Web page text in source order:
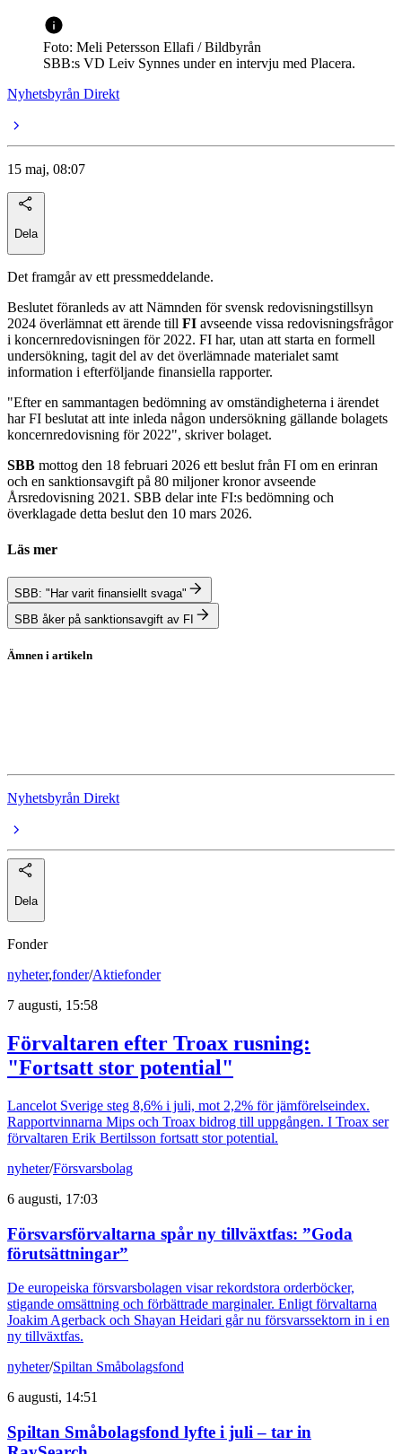
Foto: Meli Petersson Ellafi / Bildbyrån
SBB:s VD Leiv Synnes under en intervju med Placera.
Nyhetsbyrån Direkt
15 maj, 08:07
Dela
Det framgår av ett pressmeddelande.
Beslutet föranleds av att Nämnden för svensk redovisningstillsyn
2024 överlämnat ett ärende till FI avseende vissa redovisningsfrågor
i koncernredovisningen för 2022. FI har, utan att starta en formell
undersökning, tagit del av det överlämnade materialet samt
information i efterföljande finansiella rapporter.
"Efter en sammantagen bedömning av omständigheterna i ärendet
har FI beslutat att inte inleda någon undersökning gällande bolagets
koncernredovisning för 2022", skriver bolaget.
SBB mottog den 18 februari 2026 ett beslut från FI om en erinran
och en sanktionsavgift på 80 miljoner kronor avseende
Årsredovisning 2021. SBB delar inte FI:s bedömning och
överklagade detta beslut den 10 mars 2026.
Läs mer
SBB: "Har varit finansiellt svaga"
SBB åker på sanktionsavgift av FI
Ämnen i artikeln
Nyhetsbyrån Direkt
Dela
Fonder
nyheter,fonder/Aktiefonder
7 augusti, 15:58
Förvaltaren efter Troax rusning:
"Fortsatt stor potential"
Lancelot Sverige steg 8,6% i juli, mot 2,2% för jämförelseindex.
Rapportvinnarna Mips och Troax bidrog till uppgången. I Troax ser
förvaltaren Erik Bertilsson fortsatt stor potential.
nyheter/Försvarsbolag
6 augusti, 17:03
Försvarsförvaltarna spår ny tillväxtfas: ”Goda
förutsättningar”
De europeiska försvarsbolagen visar rekordstora orderböcker,
stigande omsättning och förbättrade marginaler. Enligt förvaltarna
Joakim Agerback och Shayan Heidari går nu försvarssektorn in i en
ny tillväxtfas.
nyheter/Spiltan Småbolagsfond
6 augusti, 14:51
Spiltan Småbolagsfond lyfte i juli – tar in